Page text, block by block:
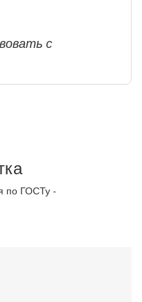
с
по ГОСТу -